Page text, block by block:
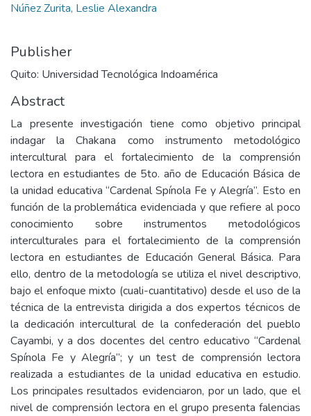
Núñez Zurita, Leslie Alexandra
Publisher
Quito: Universidad Tecnológica Indoamérica
Abstract
La presente investigación tiene como objetivo principal
indagar la Chakana como instrumento metodológico
intercultural para el fortalecimiento de la comprensión
lectora en estudiantes de 5to. año de Educación Básica de
la unidad educativa “Cardenal Spínola Fe y Alegría”. Esto en
función de la problemática evidenciada y que refiere al poco
conocimiento sobre instrumentos metodológicos
interculturales para el fortalecimiento de la comprensión
lectora en estudiantes de Educación General Básica. Para
ello, dentro de la metodología se utiliza el nivel descriptivo,
bajo el enfoque mixto (cuali-cuantitativo) desde el uso de la
técnica de la entrevista dirigida a dos expertos técnicos de
la dedicación intercultural de la confederación del pueblo
Cayambi, y a dos docentes del centro educativo “Cardenal
Spínola Fe y Alegría”; y un test de comprensión lectora
realizada a estudiantes de la unidad educativa en estudio.
Los principales resultados evidenciaron, por un lado, que el
nivel de comprensión lectora en el grupo presenta falencias